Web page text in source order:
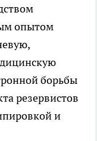
опытом
борьбы
резервистов
и